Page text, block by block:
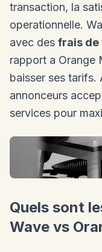
transaction, la
operationnelle.
avec des frais de
rapport a Orange
baisser ses tarifs.
annonceurs
services pour
Quels sont
Wave vs